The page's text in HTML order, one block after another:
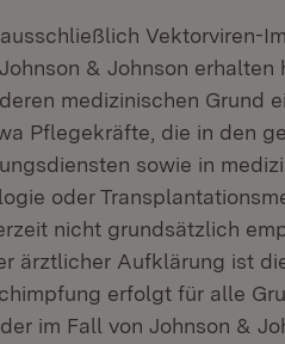
Vektorviren-
& Johnson
medizinischen Grund
Pflegekräfte, die in den
sowie in
oder
nicht grundsätzlich
ärztlicher Aufklärung ist
erfolgt für alle
im Fall von Johnson &